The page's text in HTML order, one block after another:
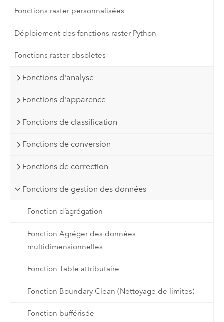
Fonctions raster personnalisées
Déploiement des fonctions raster Python
Fonctions raster obsolètes
Fonctions d'analyse
Fonctions d'apparence
Fonctions de classification
Fonctions de conversion
Fonctions de correction
Fonctions de gestion des données
Fonction d’agrégation
Fonction Agréger des données
multidimensionnelles
Fonction Table attributaire
Fonction Boundary Clean (Nettoyage de limites)
Fonction bufférisée